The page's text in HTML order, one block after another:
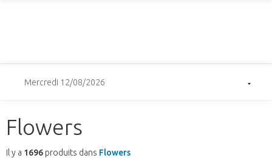
Mercredi 12/08/2026
Flowers
Il y a 1696 produits dans Flowers